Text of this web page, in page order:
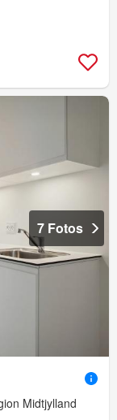
7 Fotos
Midtjylland